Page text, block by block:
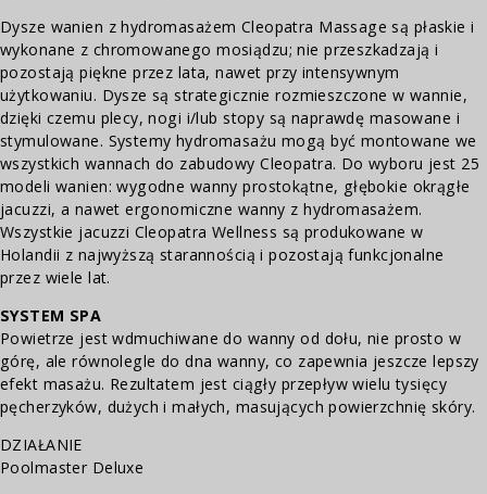
Dysze wanien z hydromasażem Cleopatra Massage są płaskie i
wykonane z chromowanego mosiądzu; nie przeszkadzają i
pozostają piękne przez lata, nawet przy intensywnym
użytkowaniu. Dysze są strategicznie rozmieszczone w wannie,
dzięki czemu plecy, nogi i/lub stopy są naprawdę masowane i
stymulowane. Systemy hydromasażu mogą być montowane we
wszystkich wannach do zabudowy Cleopatra. Do wyboru jest 25
modeli wanien: wygodne wanny prostokątne, głębokie okrągłe
jacuzzi, a nawet ergonomiczne wanny z hydromasażem.
Wszystkie jacuzzi Cleopatra Wellness są produkowane w
Holandii z najwyższą starannością i pozostają funkcjonalne
przez wiele lat.
SYSTEM SPA
Powietrze jest wdmuchiwane do wanny od dołu, nie prosto w
górę, ale równolegle do dna wanny, co zapewnia jeszcze lepszy
efekt masażu. Rezultatem jest ciągły przepływ wielu tysięcy
pęcherzyków, dużych i małych, masujących powierzchnię skóry.
DZIAŁANIE
Poolmaster Deluxe